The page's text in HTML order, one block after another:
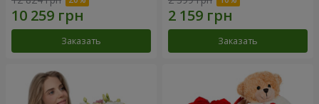
Заказать Заказать